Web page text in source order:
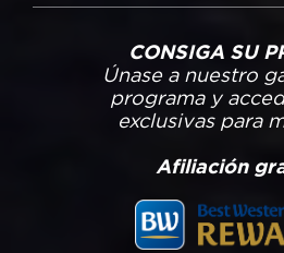
CONSIGA SU
Únase a nuestro
programa y
exclusivas para
Afiliación